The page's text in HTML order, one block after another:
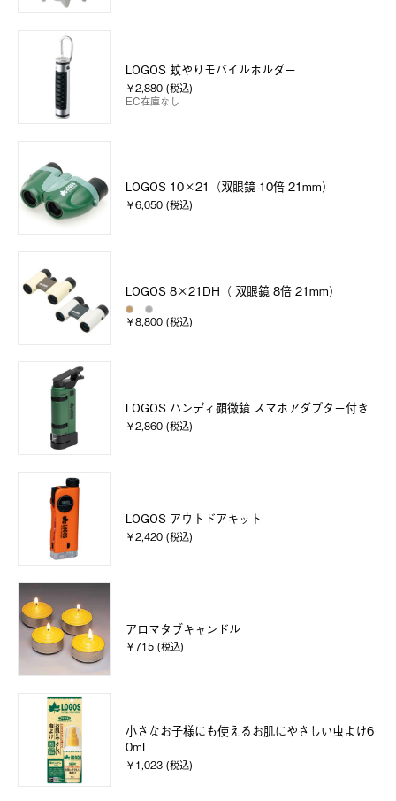
LOGOS 蚊やりモバイルホルダー
￥2,880 (税込)
EC在庫なし
LOGOS 10×21（双眼鏡 10倍 21mm）
￥6,050 (税込)
LOGOS 8×21DH（ 双眼鏡 8倍 21mm）
￥8,800 (税込)
LOGOS ハンディ顕微鏡 スマホアダプター付き
￥2,860 (税込)
LOGOS アウトドアキット
￥2,420 (税込)
アロマタブキャンドル
￥715 (税込)
小さなお子様にも使えるお肌にやさしい虫よけ6
0mL
￥1,023 (税込)